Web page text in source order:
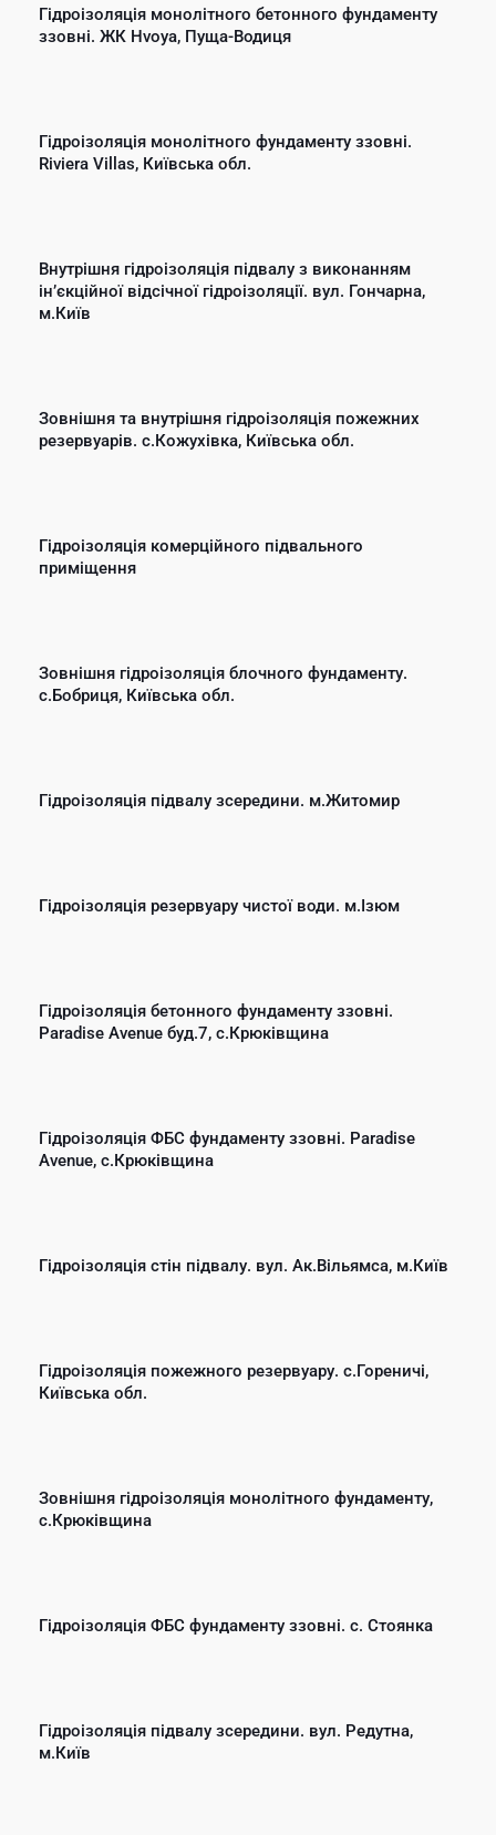
Гідроізоляція монолітного бетонного фундаменту
ззовні. ЖК Hvoya, Пуща-Водиця
Гідроізоляція монолітного фундаменту ззовні.
Riviera Villas, Київська обл.
Внутрішня гідроізоляція підвалу з виконанням
інʼєкційної відсічної гідроізоляції. вул. Гончарна,
м.Київ
Зовнішня та внутрішня гідроізоляція пожежних
резервуарів. с.Кожухівка, Київська обл.
Гідроізоляція комерційного підвального
приміщення
Зовнішня гідроізоляція блочного фундаменту.
с.Бобриця, Київська обл.
Гідроізоляція підвалу зсередини. м.Житомир
Гідроізоляція резервуару чистої води. м.Ізюм
Гідроізоляція бетонного фундаменту ззовні.
Paradise Avenue буд.7, с.Крюківщина
Гідроізоляція ФБС фундаменту ззовні. Paradise
Avenue, с.Крюківщина
Гідроізоляція стін підвалу. вул. Ак.Вільямса, м.Київ
Гідроізоляція пожежного резервуару. с.Гореничі,
Київська обл.
Зовнішня гідроізоляція монолітного фундаменту,
c.Крюківщина
Гідроізоляція ФБС фундаменту ззовні. с. Стоянка
Гідроізоляція підвалу зсередини. вул. Редутна,
м.Київ